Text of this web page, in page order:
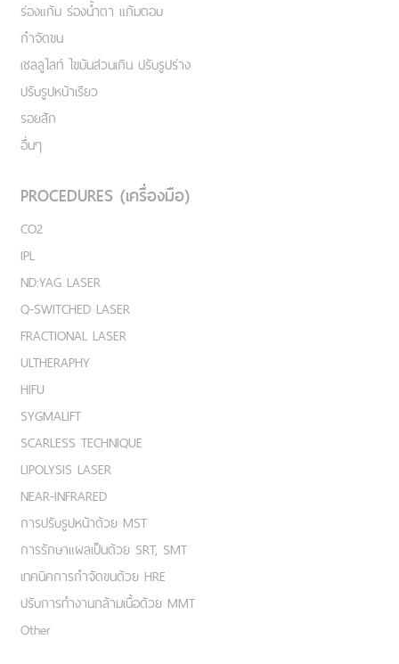
ร่องแก้ม ร่องน้ำตา แก้มตอบ
กำจัดขน
เชลลูไลท์ ไขมันส่วนเกิน ปรับรูปร่าง
ปรับรูปหน้าเรียว
รอยสัก
อื่นๆ
PROCEDURES (เครื่องมือ)
CO2
IPL
ND:YAG LASER
Q-SWITCHED LASER
FRACTIONAL LASER
ULTHERAPHY
HIFU
SYGMALIFT
SCARLESS TECHNIQUE
LIPOLYSIS LASER
NEAR-INFRARED
การปรับรูปหน้าด้วย MST
การรักษาแผลเป็นด้วย SRT, SMT
เทคนิคการกำจัดขนด้วย HRE
ปรับการทำงานกล้ามเนื้อด้วย MMT
Other